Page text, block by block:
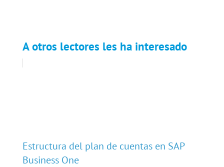
A otros lectores les ha interesado
Estructura del plan de cuentas en SAP
Business One